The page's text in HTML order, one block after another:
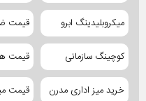
میکروبلیدینگ ابرو قیمت
کوچینگ سازمانی قیمت
خرید میز اداری مدرن قیمت